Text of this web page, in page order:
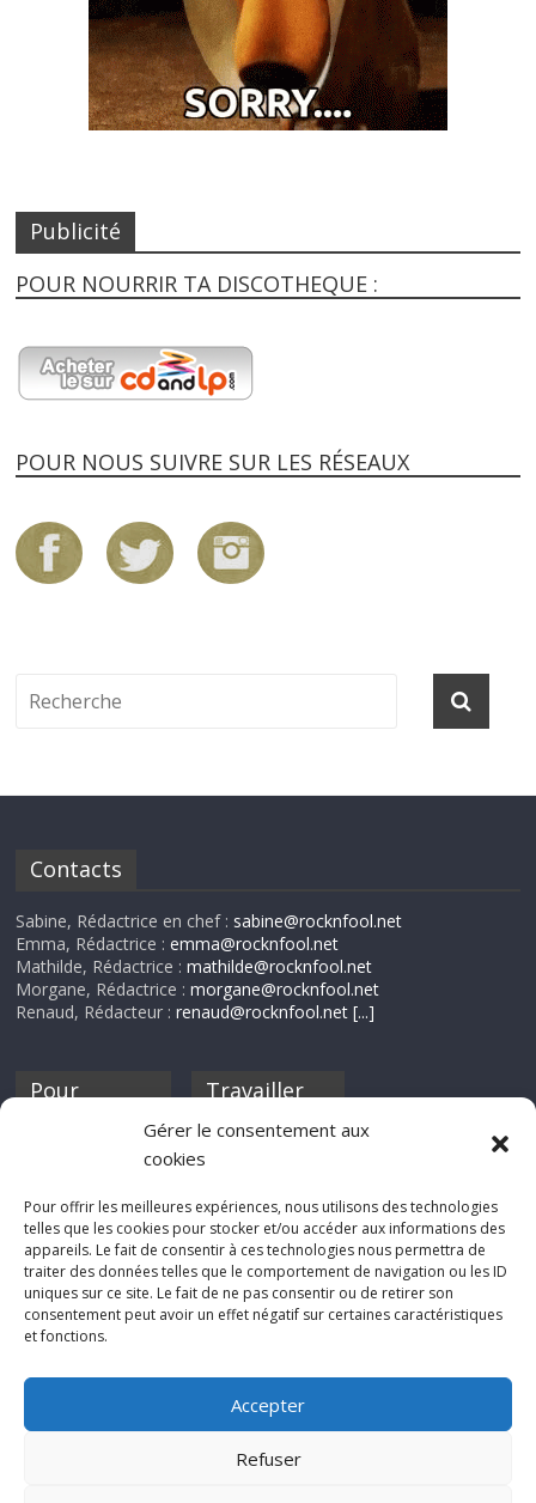
Gérer le consentement aux
cookies
Pour offrir les meilleures expériences, nous utilisons des technologies
telles que les cookies pour stocker et/ou accéder aux informations des
appareils. Le fait de consentir à ces technologies nous permettra de
traiter des données telles que le comportement de navigation ou les ID
uniques sur ce site. Le fait de ne pas consentir ou de retirer son
consentement peut avoir un effet négatif sur certaines caractéristiques
et fonctions.
Accepter
Refuser
Publicité
POUR NOURRIR TA DISCOTHEQUE :
POUR NOUS SUIVRE SUR LES RÉSEAUX
Contacts
Sabine, Rédactrice en chef : sabine@rocknfool.net
Emma, Rédactrice :emma@rocknfool.net
Mathilde, Rédactrice :mathilde@rocknfool.net
Morgane, Rédactrice :morgane@rocknfool.net
Renaud, Rédacteur :renaud@rocknfool.net [...]
Pour
discothèque
Travailler
Si tu souhaites
Rocknfool, n'hésite
pas à nous envoyer
tes chroniques de
concerts, de films,
séries ou des billets
d'humeur :
net